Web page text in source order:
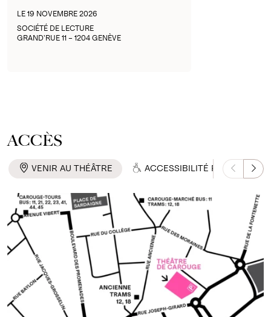
LE 19 NOVEMBRE 2026
SOCIÉTÉ DE LECTURE
GRAND’RUE 11 – 1204 GENÈVE
ACCÈS
VENIR AU THÉÂTRE ACCESSIBILITÉ PMR